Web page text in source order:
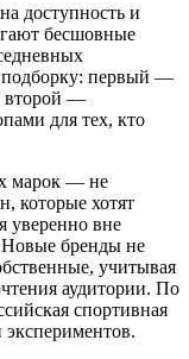
доступность и
бесшовные
подборку: первый —
второй —
для тех, кто
марок — не
которые хотят
уверенно вне
Новые бренды не
учитывая
аудитории. По
спортивная
экспериментов.